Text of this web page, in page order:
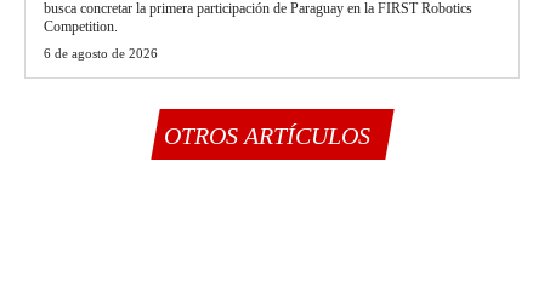
busca concretar la primera participación de Paraguay en la FIRST Robotics
Competition.
6 de agosto de 2026
OTROS ARTÍCULOS